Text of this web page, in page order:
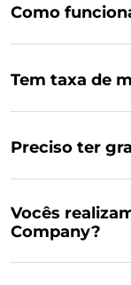
Como
Tem taxa de
Preciso ter
Vocês
Company?